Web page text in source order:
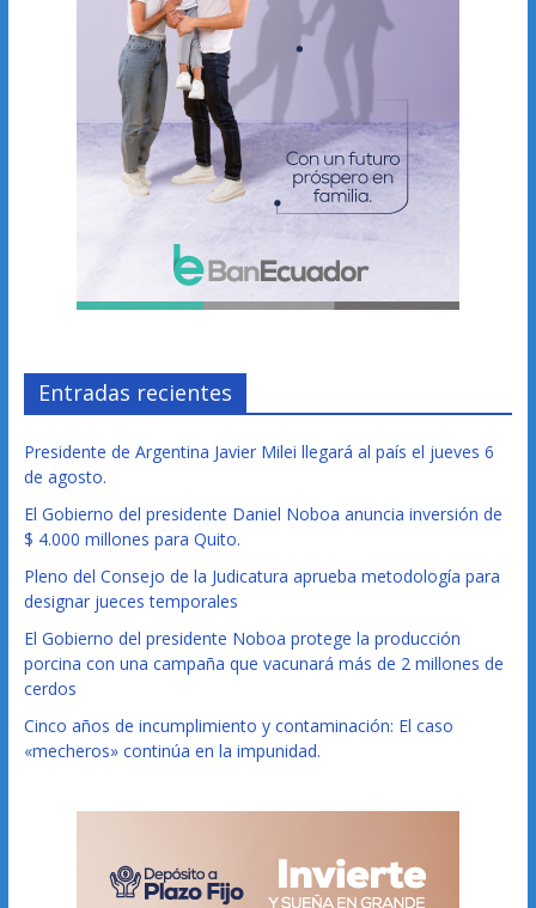
Entradas recientes
Presidente de Argentina Javier Milei llegará al país el jueves 6
de agosto.
El Gobierno del presidente Daniel Noboa anuncia inversión de
$ 4.000 millones para Quito.
Pleno del Consejo de la Judicatura aprueba metodología para
designar jueces temporales
El Gobierno del presidente Noboa protege la producción
porcina con una campaña que vacunará más de 2 millones de
cerdos
Cinco años de incumplimiento y contaminación: El caso
«mecheros» continúa en la impunidad.